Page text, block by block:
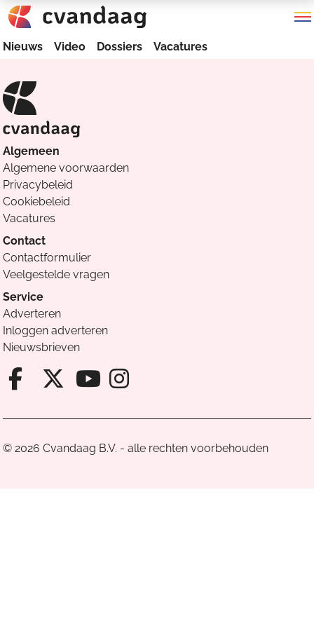
Nieuws Video Dossiers Vacatures
Algemeen
Algemene voorwaarden
Privacybeleid
Cookiebeleid
Vacatures
Contact
Contactformulier
Veelgestelde vragen
Service
Adverteren
Inloggen adverteren
Nieuwsbrieven
Facebook van Cvandaag
X van Cvandaag
Instagram van
© 2026 Cvandaag B.V. - alle rechten voorbehouden